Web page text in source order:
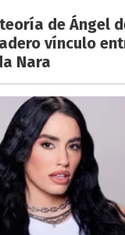
de Ángel
vínculo
Nara